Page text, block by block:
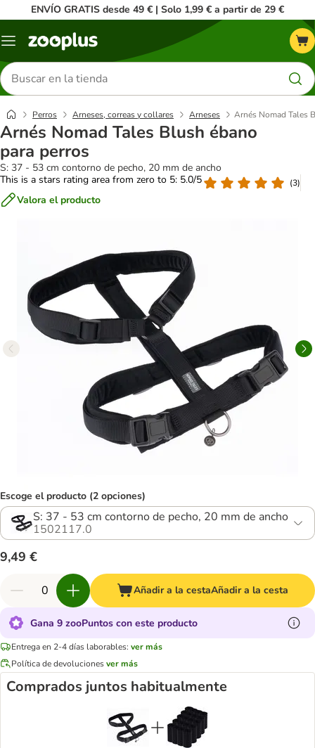
ENVÍO GRATIS desde 49 € | Solo 1,99 € a partir de 29 €
Menú
Buscar
productos
Perros Arneses, correas y collares Arneses Arnés Nomad Tales
Arnés Nomad Tales Blush ébano
para perros
S: 37 - 53 cm contorno de pecho, 20 mm de ancho
This is a stars rating area from zero to 5: 5.0/5
(3)
Valora el producto
Escoge el producto (2 opciones)
S: 37 - 53 cm contorno de pecho, 20 mm de ancho
1502117.0
9,49 €
Añadir a la cestaAñadir a la cesta
Gana 9 zooPuntos con este producto
Entrega en 2-4 días laborables: ver más
Política de devolucionesver más
Comprados juntos habitualmente